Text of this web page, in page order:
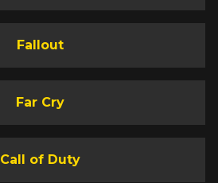
Fallout
Far Cry
Call of Duty